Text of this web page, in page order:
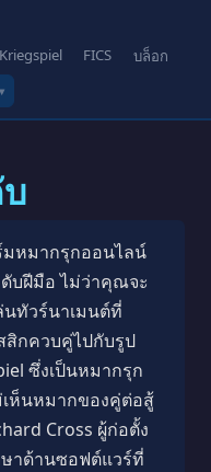
Kriegspiel FICS บล็อก
▾
มหมากรุกออนไลน์
บฝีมือ ไม่ว่าคุณจะ
นทัวร์นาเมนต์ที่
สิกควบคู่ไปกับรูป
ซึ่งเป็นหมากรุก
ห็นหมากของคู่ต่อสู้
Cross ผู้ก่อตั้ง
าด้านซอฟต์แวร์ที่